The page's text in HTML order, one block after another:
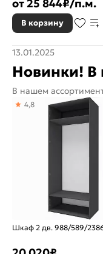
от25 844₽/п.м.
В корзину
13.01.2025
Новинки! В
В нашем
Шкаф 2 дв. 988/589/
4,8